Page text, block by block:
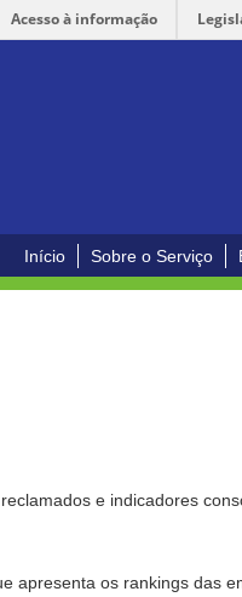
Acesso à informação
Início Sobre o Serviço
e indicadores
apresenta os rankings das